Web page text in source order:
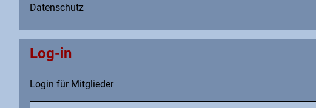
Datenschutz
Log-in
Login für Mitglieder